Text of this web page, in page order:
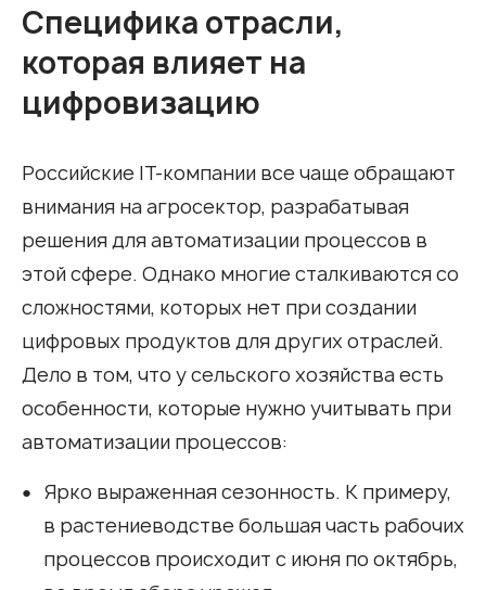
Специфика отрасли,
которая влияет на
цифровизацию
Российские IT-компании все чаще обращают
внимания на агросектор, разрабатывая
решения для автоматизации процессов в
этой сфере. Однако многие сталкиваются со
сложностями, которых нет при создании
цифровых продуктов для других отраслей.
Дело в том, что у сельского хозяйства есть
особенности, которые нужно учитывать при
автоматизации процессов:
Ярко выраженная сезонность. К примеру,
в растениеводстве большая часть рабочих
процессов происходит с июня по октябрь,